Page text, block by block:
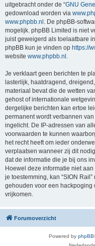
uitgebracht onder de “GNU
gedownload worden via
www.phpbb.nl . De phpBB-
mogelijk. phpBB Limited is niet
juist geweigerd als toelaatbare
phpBB kun je vinden op https://
website www.phpbb.nl
Je verklaart geen berichten te
lasterlijk, haatdragend,
materiaal bevat die de wetten
gehost of internationale
dergelijke berichten kan ertoe
permanent wordt verbannen
ingelicht. De IP-adressen van
voorwaarden te kunnen
het recht heeft om ieder
verplaatsen wanneer zij dit
dat de informatie die je bij ons
Hoewel deze informatie niet
je toestemming, kan “SION
gehouden voor een
vrijkomen.
Forumoverzicht
Powered by phpBB